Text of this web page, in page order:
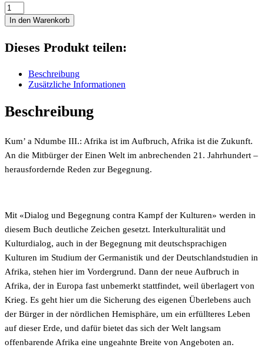
Afrika
ist
im
Afrika
Zukunft
Menge
In den Warenkorb
Dieses Produkt teilen:
Beschreibung
Zusätzliche Informationen
Beschreibung
Kum’ a Ndumbe III.: Afrika ist im Aufbruch, Afrika ist die Zukunft.
An die Mitbürger der Einen Welt im anbrechenden 21. Jahrhundert –
herausfordernde Reden zur Begegnung.
Mit «Dialog und Begegnung contra Kampf der Kulturen» werden in
diesem Buch deutliche Zeichen gesetzt. Interkulturalität und
Kulturdialog, auch in der Begegnung mit deutschsprachigen
Kulturen im Studium der Germanistik und der Deutschlandstudien in
Afrika, stehen hier im Vordergrund. Dann der neue Aufbruch in
Afrika, der in Europa fast unbemerkt stattfindet, weil überlagert von
Krieg. Es geht hier um die Sicherung des eigenen Überlebens auch
der Bürger in der nördlichen Hemisphäre, um ein erfüllteres Leben
auf dieser Erde, und dafür bietet das sich der Welt langsam
offenbarende Afrika eine ungeahnte Breite von Angeboten an.